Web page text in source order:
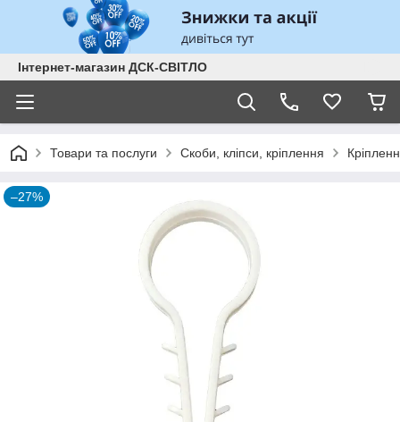
Інтернет-магазин ДСК-СВІТЛО
Товари та послуги Скоби, кліпси, кріплення
–27%